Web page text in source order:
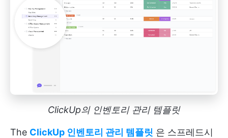
ClickUp의 인벤토리 관리 템플릿
The ClickUp 인벤토리 관리 템플릿 은 스프레드시